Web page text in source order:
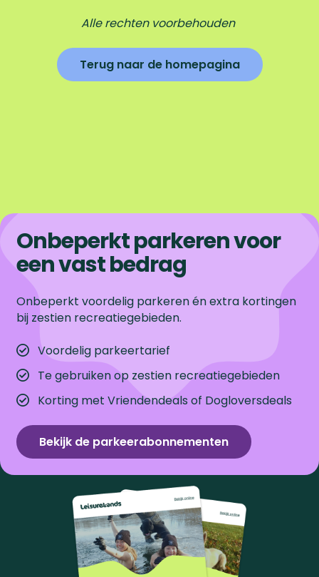
Alle rechten voorbehouden
Terug naar de homepagina
Onbeperkt parkeren voor
een vast bedrag
Onbeperkt voordelig parkeren én extra kortingen
bij zestien recreatiegebieden.
Voordelig parkeertarief
Te gebruiken op zestien recreatiegebieden
Korting met Vriendendeals of Dogloversdeals
Bekijk de parkeerabonnementen